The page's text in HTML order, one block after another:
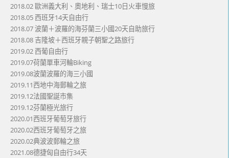
2018.02 歐洲義大利、奧地利、瑞士10日火車慢旅
2018.05 西班牙14天自由行
2018.07 波蘭＋波羅的海芬蘭三小國20天自助旅行
2018.08 吉隆坡＋西班牙親子朝聖之路旅行
2019.02 西葡自由行
2019.07荷蘭單車河輪Biking
2019.08波蘭波羅的海三小國
2019.11西地中海郵輪之旅
2019.12法國聖誕市集
2019.12芬蘭極光旅行
2020.01西班牙葡萄牙旅行
2020.02西班牙葡萄牙之旅
2020.02典波波郵輪之旅
2021.08德捷匈自由行34天